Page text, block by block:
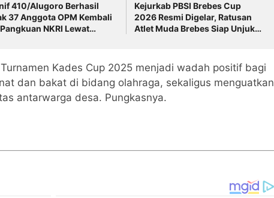
410/Alugoro Berhasil
37 Anggota OPM Kembali
NKRI Lewat
Kejurkab PBSI Brebes Cup
2026 Resmi Digelar, Ratusan
Atlet Muda Brebes Siap Unjuk
Kades Cup 2025 menjadi wadah positif bagi
dan bakat di bidang olahraga, sekaligus menguatkan
antarwarga desa. Pungkasnya.